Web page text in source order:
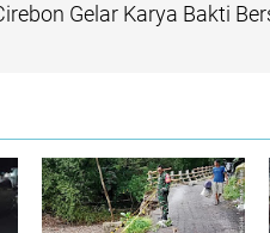
Gelar Karya Bakti